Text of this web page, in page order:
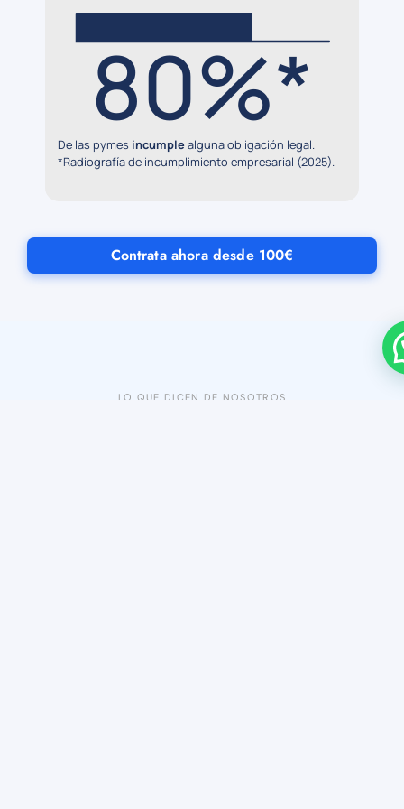
80%*
De las pymes incumplealguna obligación legal.
*Radiografía de incumplimiento empresarial (2025).
Contrata ahora desde 100€
LO QUE DICEN DE NOSOTROS